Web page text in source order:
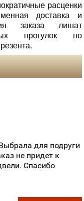
расценки
доставка и
заказа лишат
прогулок по
для подруги
не придет к
Спасибо